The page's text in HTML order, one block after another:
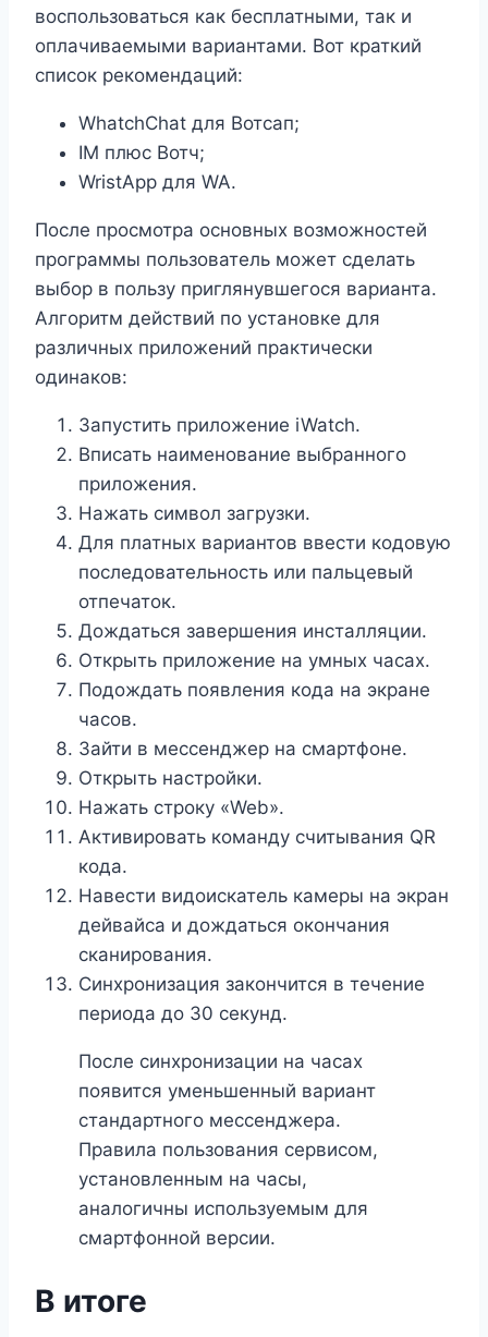
воспользоваться как бесплатными, так и
оплачиваемыми вариантами. Вот краткий
список рекомендаций:
WhatchChat для Вотсап;
IM плюс Вотч;
WristApp для WA.
После просмотра основных возможностей
программы пользователь может сделать
выбор в пользу приглянувшегося варианта.
Алгоритм действий по установке для
различных приложений практически
одинаков:
Запустить приложение iWatch.
Вписать наименование выбранного
приложения.
Нажать символ загрузки.
Для платных вариантов ввести кодовую
последовательность или пальцевый
отпечаток.
Дождаться завершения инсталляции.
Открыть приложение на умных часах.
Подождать появления кода на экране
часов.
Зайти в мессенджер на смартфоне.
Открыть настройки.
Нажать строку «Web».
Активировать команду считывания QR
кода.
Навести видоискатель камеры на экран
дейвайса и дождаться окончания
сканирования.
Синхронизация закончится в течение
периода до 30 секунд.
После синхронизации на часах
появится уменьшенный вариант
стандартного мессенджера.
Правила пользования сервисом,
установленным на часы,
аналогичны используемым для
смартфонной версии.
В итоге